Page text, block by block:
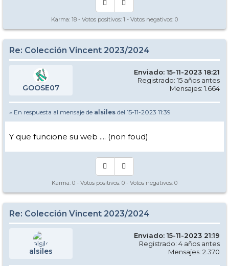
Karma: 18 - Votos positivos: 1 - Votos negativos: 0
Re: Colección Vincent 2023/2024
GOOSE07
Enviado: 15-11-2023 18:21
Registrado: 15 años antes
Mensajes: 1.664
» En respuesta al mensaje de alsiles del 15-11-2023 11:39
Y que funcione su web .... (non foud)
Karma: 0 - Votos positivos: 0 - Votos negativos: 0
Re: Colección Vincent 2023/2024
alsiles
Enviado: 15-11-2023 21:19
Registrado: 4 años antes
Mensajes: 2.370